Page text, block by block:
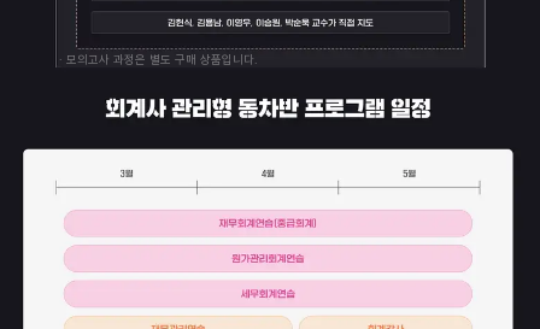
· 모의고사 과정은 별도 구매 상품입니다.